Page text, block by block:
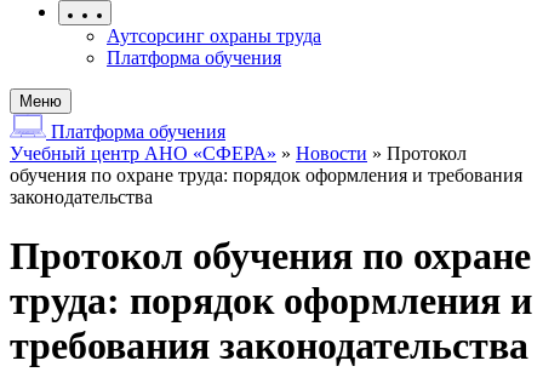
Аутсорсинг охраны труда
Платформа обучения
Меню
Платформа обучения
Учебный центр АНО «СФЕРА» » Новости » Протокол
обучения по охране труда: порядок оформления и требования
законодательства
Протокол обучения по охране
труда: порядок оформления и
требования законодательства